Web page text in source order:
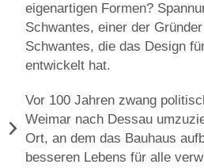
eigenartigen Formen?
Schwantes, einer der
Schwantes, die das Design
entwickelt hat.
Vor 100 Jahren zwang
Weimar nach Dessau
Ort, an dem das Bauhaus
besseren Lebens für alle